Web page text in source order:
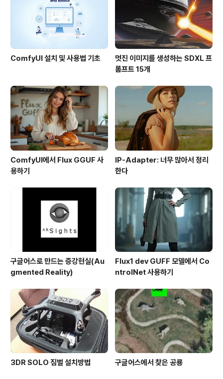
가나다 순으로 가장 앞에 오도록 이름만 바꿔주면 그 폰트
가 구글어스를 ..
ComfyUI 설치 및 사용법 기초
멋진 이미지를 생성하는 SDXL 프
롬프트 15개
ComfyUI에서 Flux GGUF 사
용하기
IP-Adapter: 너무 많아서 정리
한다
구글어스로 만드는 증강현실(Au
gmented Reality)
Flux1 dev GUFF 모델에서 Co
ntrolNet 사용하기
3DR SOLO 짐벌 설치방법 구글어스에서 찾은 공룡